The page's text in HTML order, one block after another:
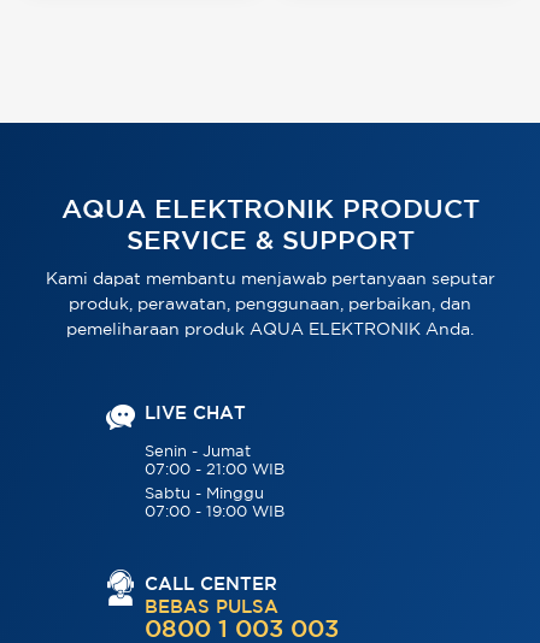
AQUA ELEKTRONIK PRODUCT
SERVICE & SUPPORT
Kami dapat membantu menjawab pertanyaan seputar
produk, perawatan, penggunaan, perbaikan, dan
pemeliharaan produk AQUA ELEKTRONIK Anda.
LIVE CHAT
Senin - Jumat
07:00 - 21:00 WIB
Sabtu - Minggu
07:00 - 19:00 WIB
CALL CENTER
BEBAS PULSA
0800 1 003 003